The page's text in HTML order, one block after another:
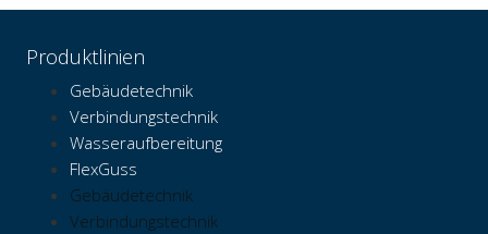
Produktlinien
Gebäudetechnik
Verbindungstechnik
Wasseraufbereitung
FlexGuss
Gebäudetechnik
Verbindungstechnik